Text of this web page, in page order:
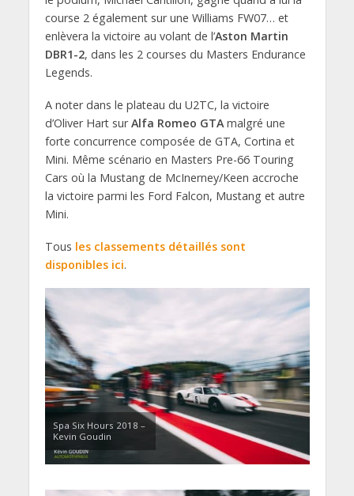
course 2 également sur une Williams FW07… et
enlèvera la victoire au volant de l’Aston Martin
DBR1-2, dans les 2 courses du Masters Endurance
Legends.
A noter dans le plateau du U2TC, la victoire
d’Oliver Hart surAlfa Romeo GTAmalgré une
forte concurrence composée de GTA, Cortina et
Mini. Même scénario en Masters Pre-66 Touring
Cars où la Mustang de McInerney/Keen accroche
la victoire parmi les Ford Falcon, Mustang et autre
Mini.
Tous les classements détaillés sont
disponibles ici.
Spa Six Hours 2018 –
Kevin Goudin